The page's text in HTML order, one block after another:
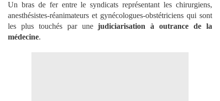
Un bras de fer entre le syndicats représentant les chirurgiens,
anesthésistes-réanimateurs et gynécologues-obstétriciens qui sont
les plus touchés par unejudiciarisation à outrance de la
médecine.